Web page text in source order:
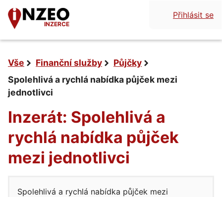
INZERCE
Přihlásit se
Vše Finanční služby
Půjčky
Spolehlivá a rychlá nabídka půjček mezi
jednotlivci
Inzerát: Spolehlivá a
rychlá nabídka půjček
mezi jednotlivci
Spolehlivá a rychlá nabídka půjček mezi